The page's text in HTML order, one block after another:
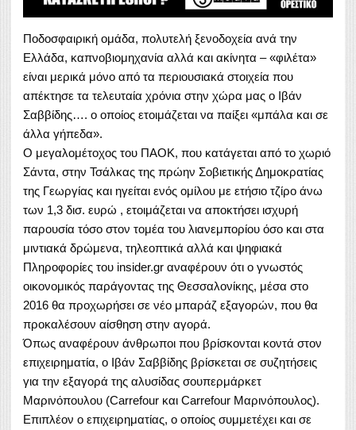
Ποδοσφαιρική ομάδα, πολυτελή ξενοδοχεία ανά την
Ελλάδα, καπνοβιομηχανία αλλά και ακίνητα – «φιλέτα»
είναι μερικά μόνο από τα περιουσιακά στοιχεία που
απέκτησε τα τελευταία χρόνια στην χώρα μας ο Ιβάν
Σαββίδης…. ο οποίος ετοιμάζεται να παίξει «μπάλα και σε
άλλα γήπεδα».
Ο μεγαλομέτοχος του ΠΑΟΚ, που κατάγεται από το χωριό
Σάντα, στην Τσάλκας της πρώην Σοβιετικής Δημοκρατίας
της Γεωργίας και ηγείται ενός ομίλου με ετήσιο τζίρο άνω
των 1,3 δισ. ευρώ , ετοιμάζεται να αποκτήσει ισχυρή
παρουσία τόσο στον τομέα του λιανεμπορίου όσο και στα
μιντιακά δρώμενα, τηλεοπτικά αλλά και ψηφιακά
Πληροφορίες του insider.gr αναφέρουν ότι ο γνωστός
οικονομικός παράγοντας της Θεσσαλονίκης, μέσα στο
2016 θα προχωρήσει σε νέο μπαράζ εξαγορών, που θα
προκαλέσουν αίσθηση στην αγορά.
Όπως αναφέρουν άνθρωποι που βρίσκονται κοντά στον
επιχειρηματία, ο Ιβάν Σαββίδης βρίσκεται σε συζητήσεις
για την εξαγορά της αλυσίδας σουπερμάρκετ
Μαρινόπουλου (Carrefour και Carrefour Μαρινόπουλος).
Επιπλέον ο επιχειρηματίας, ο οποίος συμμετέχει και σε